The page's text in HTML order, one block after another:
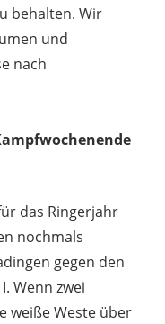
behalten. Wir
und
nach
das Ringerjahr
nochmals
gegen den
Wenn zwei
weiße Weste über